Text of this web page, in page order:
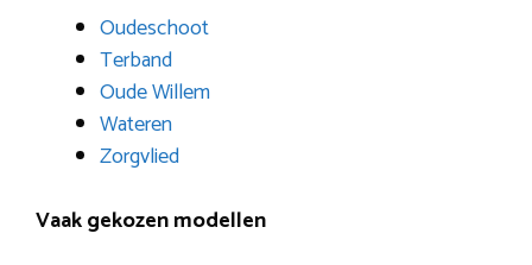
Oudeschoot
Terband
Oude Willem
Wateren
Zorgvlied
Vaak gekozen modellen